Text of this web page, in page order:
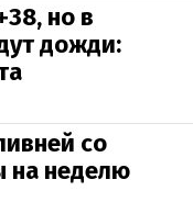
но в
дожди:
со
на неделю